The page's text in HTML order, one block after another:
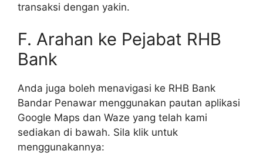
transaksi dengan yakin.
F. Arahan ke Pejabat RHB
Bank
Anda juga boleh menavigasi ke RHB Bank
Bandar Penawar menggunakan pautan aplikasi
Google Maps dan Waze yang telah kami
sediakan di bawah. Sila klik untuk
menggunakannya: